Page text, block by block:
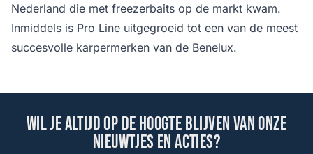
Nederland die met freezerbaits op de markt kwam.
Inmiddels is Pro Line uitgegroeid tot een van de meest
succesvolle karpermerken van de Benelux.
Wil je altijd op de hoogte blijven van onze
nieuwtjes en acties?